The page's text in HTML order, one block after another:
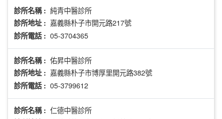
診所名稱 : 純青中醫診所
診所地址 : 嘉義縣朴子市開元路217號
診所電話 : 05-3704365
診所名稱 : 佑昇中醫診所
診所地址 : 嘉義縣朴子市博厚里開元路382號
診所電話 : 05-3799612
診所名稱 : 仁德中醫診所